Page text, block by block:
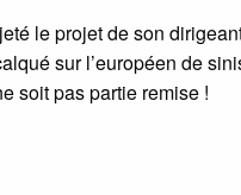
le projet de son
sur l’européen de
soit pas partie remise !